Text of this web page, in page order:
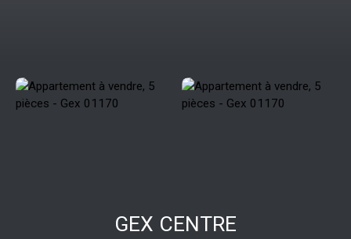
GEX CENTRE